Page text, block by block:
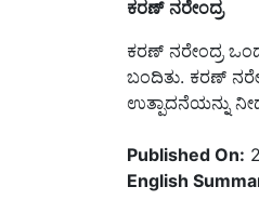
ಕರಣ್ ನರೇಂದ್ರ
ಬಂದಿತು. ಕರಣ್
ಉತ್ಪಾದನೆಯನ್ನು
English